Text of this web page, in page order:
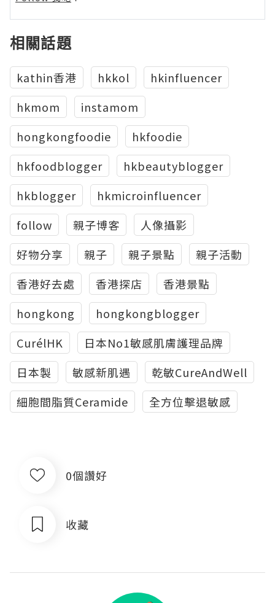
相關話題
kathin香港 hkkol
hkinfluencer
hkmom
instamom
hongkongfoodie
hkfoodie
hkfoodblogger
hkbeautyblogger
hkblogger
hkmicroinfluencer
follow
親子博客
人像攝影
好物分享
親子 親子景點
親子活動
香港好去處
香港探店
香港景點
hongkong
hongkongblogger
CurélHK
日本No1敏感肌膚護理品牌
日本製
敏感新肌遇
乾敏CureAndWell
細胞間脂質Ceramide
全方位擊退敏感
0個讚好
收藏